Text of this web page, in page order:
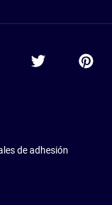
Accor TwitterAccor
de adhesión